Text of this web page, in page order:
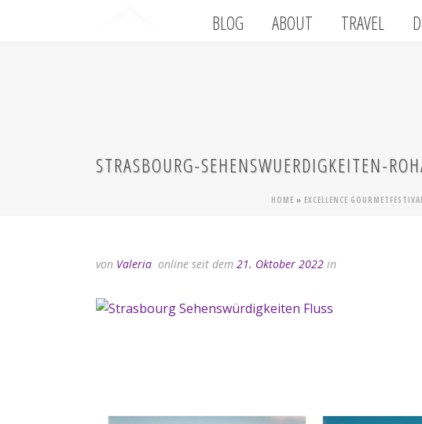
BLOG ABOUT TRAVEL
STRASBOURG-SEHENSWUERDIGKEITEN-
HOME » EXCELLENCE
von Valeria online seit dem 21. Oktober 2022 in